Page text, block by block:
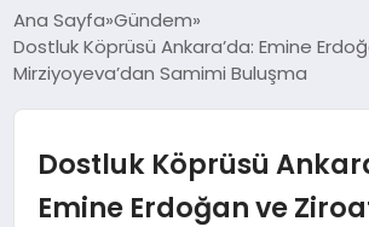
GÜNDEM
EKONOMI
SPOR
Ana Sayfa Gündem
Dostluk Köprüsü Ankara’da: Emine
Mirziyoyeva’dan Samimi Buluşma
Dostluk Köprüsü
Emine Erdoğan ve